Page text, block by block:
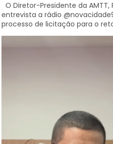
O Diretor-Presidente da AMTT,
entrevista a rádio
processo de licitação para o